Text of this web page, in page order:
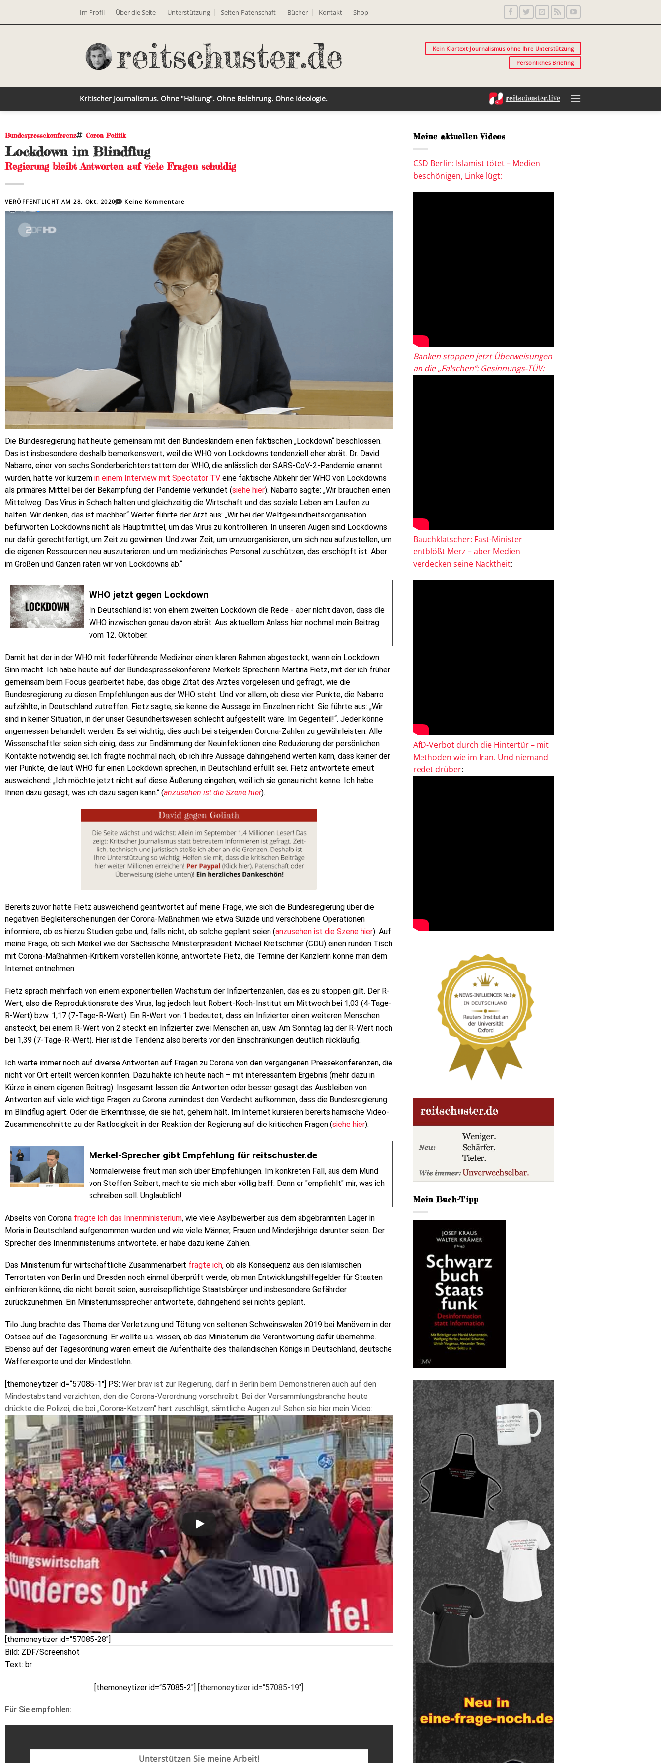
Im Profil Über die Seite Unterstützung Seiten-Patenschaft Bücher Kontakt Shop
Kein Klartext-Journalismus ohne Ihre Unterstützung
Persönliches Briefing
Kritischer Journalismus. Ohne "Haltung". Ohne Belehrung. Ohne Ideologie.
Bundespressekonferenz Coron Politik
Lockdown im Blindflug
Regierung bleibt Antworten auf viele Fragen schuldig
VERÖFFENTLICHT AM28. Okt. 2020 Keine Kommentare
Die Bundesregierung hat heute gemeinsam mit den Bundesländern einen faktischen „Lockdown“ beschlossen.
Das ist insbesondere deshalb bemerkenswert, weil die WHO von Lockdowns tendenziell eher abrät. Dr. David
Nabarro, einer von sechs Sonderberichterstattern der WHO, die anlässlich der SARS-CoV-2-Pandemie ernannt
wurden, hatte vor kurzem in einem Interview mit Spectator TV eine faktische Abkehr der WHO von Lockdowns
als primäres Mittel bei der Bekämpfung der Pandemie verkündet (siehe hier). Nabarro sagte: „Wir brauchen einen
Mittelweg: Das Virus in Schach halten und gleichzeitig die Wirtschaft und das soziale Leben am Laufen zu
halten. Wir denken, das ist machbar.“ Weiter führte der Arzt aus: „Wir bei der Weltgesundheitsorganisation
befürworten Lockdowns nicht als Hauptmittel, um das Virus zu kontrollieren. In unseren Augen sind Lockdowns
nur dafür gerechtfertigt, um Zeit zu gewinnen. Und zwar Zeit, um umzuorganisieren, um sich neu aufzustellen, um
die eigenen Ressourcen neu auszutarieren, und um medizinisches Personal zu schützen, das erschöpft ist. Aber
im Großen und Ganzen raten wir von Lockdowns ab.“
WHO jetzt gegen Lockdown
In Deutschland ist von einem zweiten Lockdown die Rede - aber nicht davon, dass die
WHO inzwischen genau davon abrät. Aus aktuellem Anlass hier nochmal mein Beitrag
vom 12. Oktober.
Damit hat der in der WHO mit federführende Mediziner einen klaren Rahmen abgesteckt, wann ein Lockdown
Sinn macht. Ich habe heute auf der Bundespressekonferenz Merkels Sprecherin Martina Fietz, mit der ich früher
gemeinsam beim Focus gearbeitet habe, das obige Zitat des Arztes vorgelesen und gefragt, wie die
Bundesregierung zu diesen Empfehlungen aus der WHO steht. Und vor allem, ob diese vier Punkte, die Nabarro
aufzählte, in Deutschland zutreffen. Fietz sagte, sie kenne die Aussage im Einzelnen nicht. Sie führte aus: „Wir
sind in keiner Situation, in der unser Gesundheitswesen schlecht aufgestellt wäre. Im Gegenteil!“. Jeder könne
angemessen behandelt werden. Es sei wichtig, dies auch bei steigenden Corona-Zahlen zu gewährleisten. Alle
Wissenschaftler seien sich einig, dass zur Eindämmung der Neuinfektionen eine Reduzierung der persönlichen
Kontakte notwendig sei. Ich fragte nochmal nach, ob ich ihre Aussage dahingehend werten kann, dass keiner der
vier Punkte, die laut WHO für einen Lockdown sprechen, in Deutschland erfüllt sei. Fietz antwortete erneut
ausweichend: „Ich möchte jetzt nicht auf diese Äußerung eingehen, weil ich sie genau nicht kenne. Ich habe
Ihnen dazu gesagt, was ich dazu sagen kann.“ (anzusehen ist die Szene hier).
Bereits zuvor hatte Fietz ausweichend geantwortet auf meine Frage, wie sich die Bundesregierung über die
negativen Begleiterscheinungen der Corona-Maßnahmen wie etwa Suizide und verschobene Operationen
informiere, ob es hierzu Studien gebe und, falls nicht, ob solche geplant seien (anzusehen ist die Szene hier). Auf
meine Frage, ob sich Merkel wie der Sächsische Ministerpräsident Michael Kretschmer (CDU) einen runden Tisch
mit Corona-Maßnahmen-Kritikern vorstellen könne, antwortete Fietz, die Termine der Kanzlerin könne man dem
Internet entnehmen.
Fietz sprach mehrfach von einem exponentiellen Wachstum der Infiziertenzahlen, das es zu stoppen gilt. Der R-
Wert, also die Reproduktionsrate des Virus, lag jedoch laut Robert-Koch-Institut am Mittwoch bei 1,03 (4-Tage-
R-Wert) bzw. 1,17 (7-Tage-R-Wert). Ein R-Wert von 1 bedeutet, dass ein Infizierter einen weiteren Menschen
ansteckt, bei einem R-Wert von 2 steckt ein Infizierter zwei Menschen an, usw. Am Sonntag lag der R-Wert noch
bei 1,39 (7-Tage-R-Wert). Hier ist die Tendenz also bereits vor den Einschränkungen deutlich rückläufig.
Ich warte immer noch auf diverse Antworten auf Fragen zu Corona von den vergangenen Pressekonferenzen, die
nicht vor Ort erteilt werden konnten. Dazu hakte ich heute nach – mit interessantem Ergebnis (mehr dazu in
Kürze in einem eigenen Beitrag). Insgesamt lassen die Antworten oder besser gesagt das Ausbleiben von
Antworten auf viele wichtige Fragen zu Corona zumindest den Verdacht aufkommen, dass die Bundesregierung
im Blindflug agiert. Oder die Erkenntnisse, die sie hat, geheim hält. Im Internet kursieren bereits hämische Video-
Zusammenschnitte zu der Ratlosigkeit in der Reaktion der Regierung auf die kritischen Fragen (siehe hier).
Merkel-Sprecher gibt Empfehlung für reitschuster.de
Normalerweise freut man sich über Empfehlungen. Im konkreten Fall, aus dem Mund
von Steffen Seibert, machte sie mich aber völlig baff: Denn er "empfiehlt" mir, was ich
schreiben soll. Unglaublich!
Abseits von Corona fragte ich das Innenministerium, wie viele Asylbewerber aus dem abgebrannten Lager in
Moria in Deutschland aufgenommen wurden und wie viele Männer, Frauen und Minderjährige darunter seien. Der
Sprecher des Innenministeriums antwortete, er habe dazu keine Zahlen.
Das Ministerium für wirtschaftliche Zusammenarbeit fragte ich, ob als Konsequenz aus den islamischen
Terrortaten von Berlin und Dresden noch einmal überprüft werde, ob man Entwicklungshilfegelder für Staaten
einfrieren könne, die nicht bereit seien, ausreisepflichtige Staatsbürger und insbesondere Gefährder
zurückzunehmen. Ein Ministeriumssprecher antwortete, dahingehend sei nichts geplant.
Tilo Jung brachte das Thema der Verletzung und Tötung von seltenen Schweinswalen 2019 bei Manövern in der
Ostsee auf die Tagesordnung. Er wollte u.a. wissen, ob das Ministerium die Verantwortung dafür übernehme.
Ebenso auf der Tagesordnung waren erneut die Aufenthalte des thailändischen Königs in Deutschland, deutsche
Waffenexporte und der Mindestlohn.
[themoneytizer id=“57085-1″] PS: Wer brav ist zur Regierung, darf in Berlin beim Demonstrieren auch auf den
Mindestabstand verzichten, den die Corona-Verordnung vorschreibt. Bei der Versammlungsbranche heute
drückte die Polizei, die bei „Corona-Ketzern“ hart zuschlägt, sämtliche Augen zu! Sehen sie hier mein Video:
[themoneytizer id=“57085-28″]
Bild: ZDF/Screenshot
Text: br
[themoneytizer id=“57085-2″] [themoneytizer id=“57085-19″]
Für Sie empfohlen:
Unterstützen Sie meine Arbeit!
Meine aktuellen Videos
CSD Berlin: Islamist tötet – Medien
beschönigen, Linke lügt:
Banken stoppen jetzt Überweisungen
an die „Falschen“: Gesinnungs-TÜV:
Bauchklatscher: Fast-Minister
entblößt Merz – aber Medien
verdecken seine Nacktheit:
AfD-Verbot durch die Hintertür – mit
Methoden wie im Iran. Und niemand
redet drüber:
Mein Buch-Tipp